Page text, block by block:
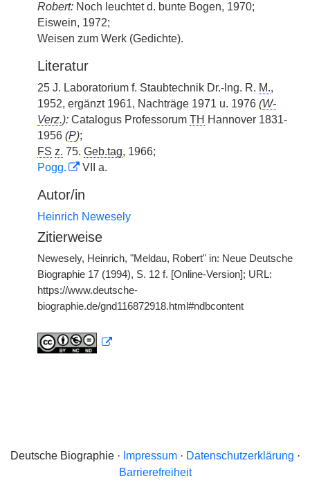
Robert: Noch leuchtet d. bunte Bogen, 1970;
Eiswein, 1972;
Weisen zum Werk (Gedichte).
Literatur
25 J. Laboratorium f. Staubtechnik Dr.-lng. R. M.,
1952, ergänzt 1961, Nachträge 1971 u. 1976 (W-
Verz.): Catalogus Professorum TH Hannover 1831-
1956 (P);
FS z. 75. Geb.tag, 1966;
Pogg.
VII a.
Autor/in
Heinrich Newesely
Zitierweise
Newesely, Heinrich, "Meldau, Robert" in: Neue Deutsche
Biographie 17 (1994), S. 12 f. [Online-Version]; URL:
https://www.deutsche-
biographie.de/gnd116872918.html#ndbcontent
Deutsche Biographie · Impressum· Datenschutzerklärung ·
Barrierefreiheit